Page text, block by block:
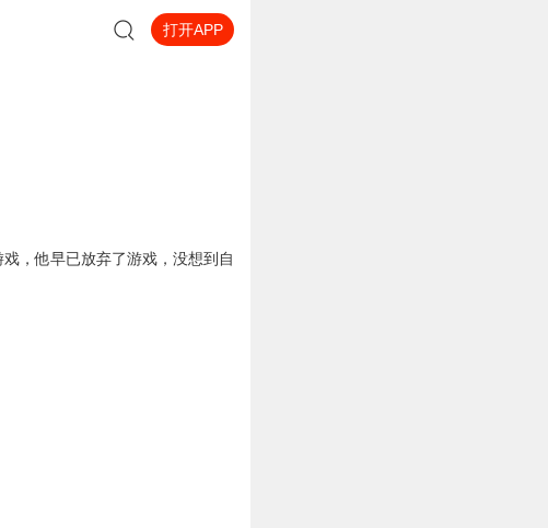
打开APP
，他早已放弃了游戏，没想到自